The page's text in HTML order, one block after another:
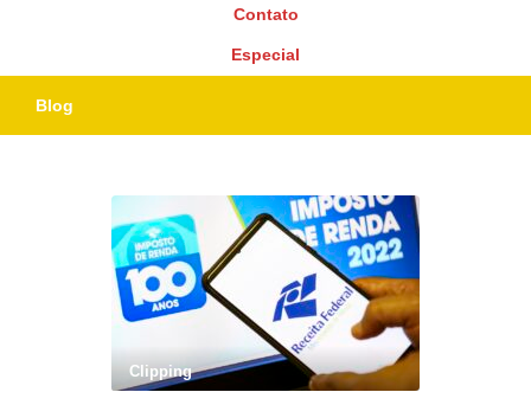
Contato
Especial
Blog
Clipping